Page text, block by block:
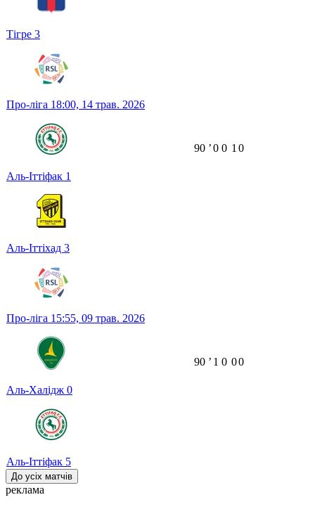
Тігре 3
Про-ліга 18:00, 14 трав. 2026
Аль-Іттіфак 1
Аль-Іттіхад 3
90 ʼ0 0 1 0
Про-ліга 15:55, 09 трав. 2026
Аль-Халідж 0
Аль-Іттіфак 5
90 ʼ 1 0 00
До усіх матчів
реклама